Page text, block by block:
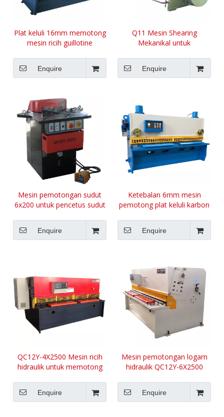
Plat keluli 16mm memotong
mesin ricih guillotine
Enquire
Q11 Mesin Shearing
Mekanikal untuk
Enquire
Mesin pemotongan sudut
6x200 untuk pencetus sudut
Enquire
Ketebalan 6mm mesin
pemotong plat keluli karbon
Enquire
QC12Y-4X2500 Mesin ricih
hidraulik untuk memotong
Enquire
Mesin pemotongan logam
hidraulik QC12Y-6X2500
Enquire